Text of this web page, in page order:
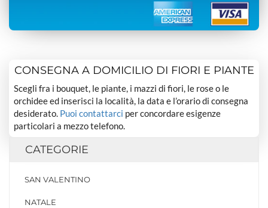
CONSEGNA A DOMICILIO DI FIORI E PIANTE
Scegli fra i bouquet, le piante, i mazzi di fiori, le rose o le
orchidee ed inserisci la località, la data e l’orario di consegna
desiderato. Puoi contattarci per concordare esigenze
particolari a mezzo telefono.
CATEGORIE
SAN VALENTINO
NATALE